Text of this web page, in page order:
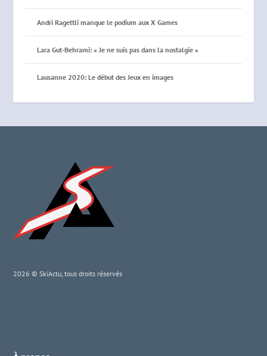
Andri Ragettli manque le podium aux X Games
Lara Gut-Behrami: « Je ne suis pas dans la nostalgie »
Lausanne 2020: Le début des Jeux en images
2026 © SkiActu, tous droits réservés